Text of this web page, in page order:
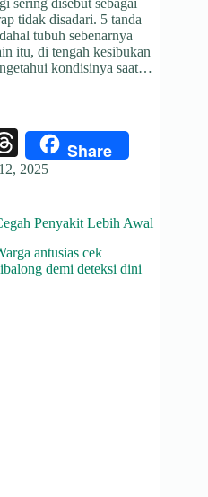
sering disebut sebagai
tidak disadari. 5 tanda
tubuh sebenarnya
itu, di tengah kesibukan
kondisinya saat…
T
hr
ds
Share
2025
Penyakit Lebih Awal